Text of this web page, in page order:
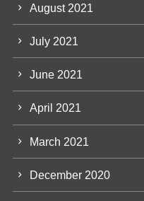
August 2021
July 2021
June 2021
April 2021
March 2021
December 2020